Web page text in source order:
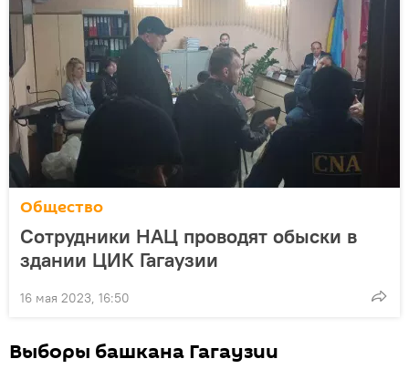
Общество
Сотрудники НАЦ проводят обыски в
здании ЦИК Гагаузии
16 мая 2023, 16:50
Выборы башкана Гагаузии